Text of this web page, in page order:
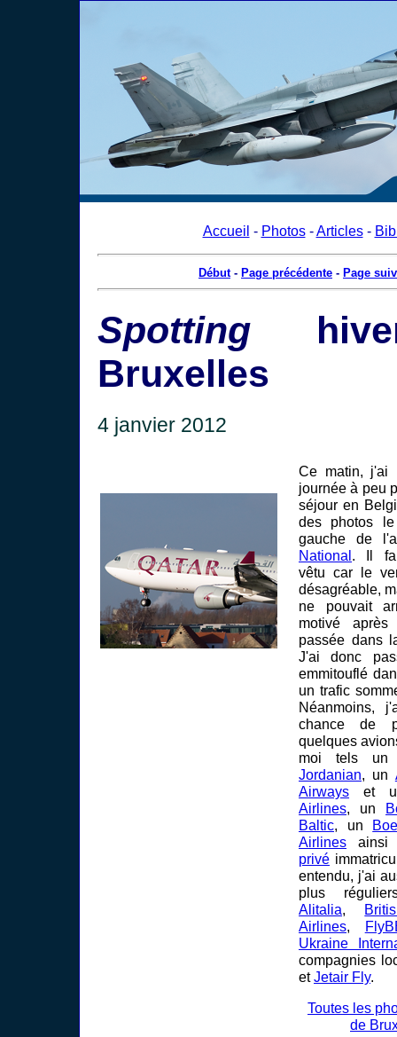
Accueil - Photos-Articles-
Début- Page précédente - Page
Spotting
Bruxelles
4 janvier 2012
Ce matin, j'ai
journée à peu
séjour en
des photos
gauche de
National. Il
vêtu car le
désagréable,
ne pouvait
motivé
passée dans
J'ai donc
emmitouflé
un trafic
Néanmoins,
chance de
quelques
moi tels
Jordanian, un
Airways et
Airlines, un
Baltic, un
Airlines
privé
entendu, j'ai
plus
Alitalia,
Airlines,
Ukraine
compagnies
etJetair Fly.
Toutes les
de